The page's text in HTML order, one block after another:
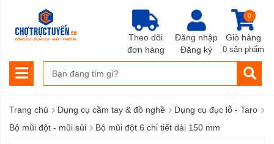
Đăng nhập
Đăng ký
Giỏ hàng
0
0 sản phẩm
Theo dõi
đơn hàng
Trang chủ › Dụng cụ cầm tay & đồ nghề › Dụng cụ đục lỗ - Taro ›
Bộ mũi đột - mũi sủi › Bộ mũi đột 6 chi tiết dài 150 mm